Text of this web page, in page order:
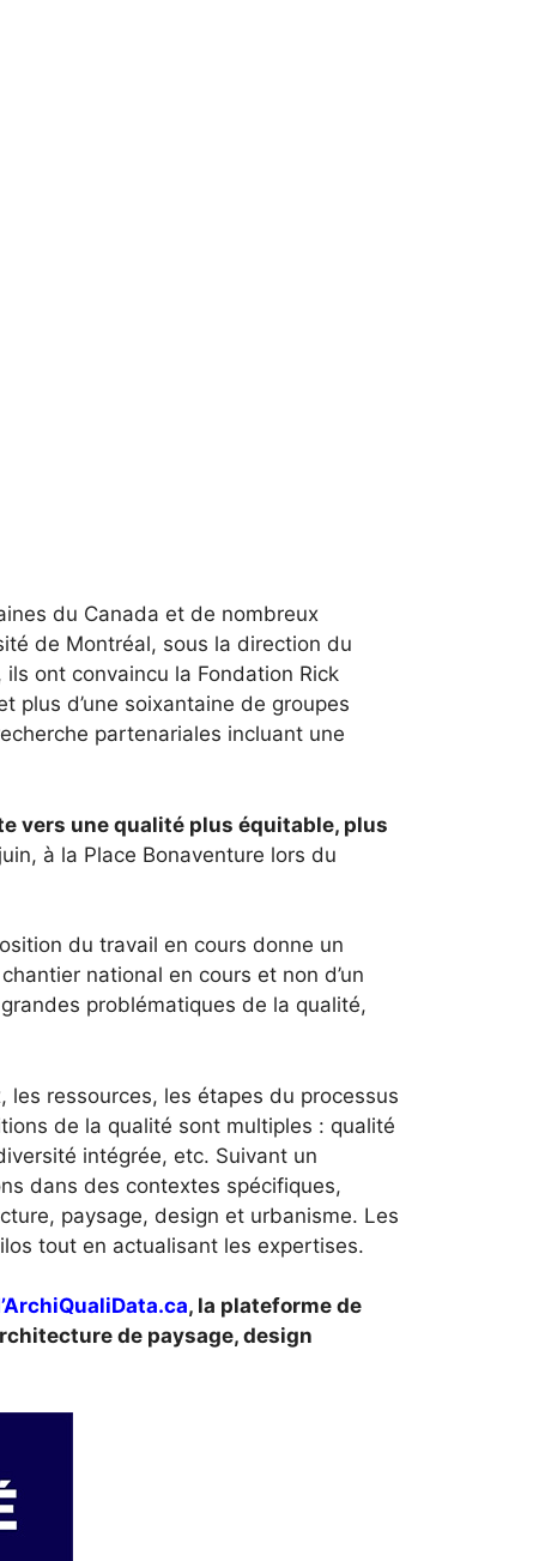
du Canada et de nombreux
de Montréal, sous la direction du
ont convaincu la Fondation Rick
plus d’une soixantaine de groupes
partenariales incluant une
vers une qualité plus équitable, plus
à la Place Bonaventure lors du
du travail en cours donne un
national en cours et non d’un
problématiques de la qualité,
ressources, les étapes du processus
de la qualité sont multiples : qualité
intégrée, etc. Suivant un
dans des contextes spécifiques,
paysage, design et urbanisme. Les
tout en actualisant les expertises.
, la plateforme de
de paysage, design